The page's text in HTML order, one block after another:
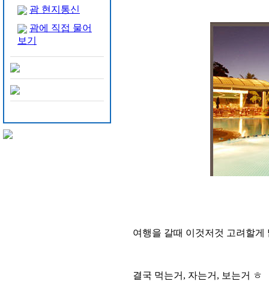
괌 현지통신
괌에 직접 물어
보기
여행을 갈때 이것저것 고려할게
결국 먹는거, 자는거, 보는거 ㅎ